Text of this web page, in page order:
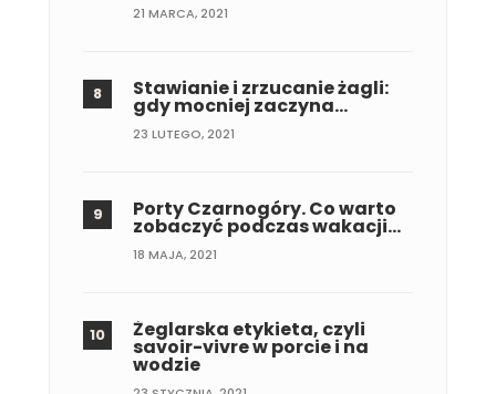
21 MARCA, 2021
Stawianie i zrzucanie żagli:
gdy mocniej zaczyna…
23 LUTEGO, 2021
Porty Czarnogóry. Co warto
zobaczyć podczas wakacji…
18 MAJA, 2021
Żeglarska etykieta, czyli
savoir-vivre w porcie i na
wodzie